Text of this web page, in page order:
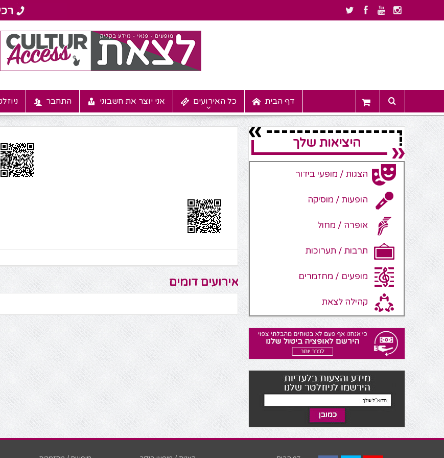
התחבר אני יוצר את חשבוני כל האירועים דף הבית
אירועים דומים
היציאות שלך
הצגות / מופעי בידור
הופעות / מוסיקה
אופרה / מחול
תרבות / תערוכות
מופעים / מחזמרים
קהילה לצאת